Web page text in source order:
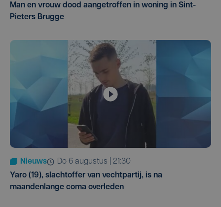
Man en vrouw dood aangetroffen in woning in Sint-
Pieters Brugge
Nieuws
do 6 augustus | 21:30
Yaro (19), slachtoffer van vechtpartij, is na
maandenlange coma overleden